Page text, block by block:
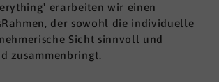
erarbeiten wir einen
der sowohl die individuelle
Sicht sinnvoll und
zusammenbringt.